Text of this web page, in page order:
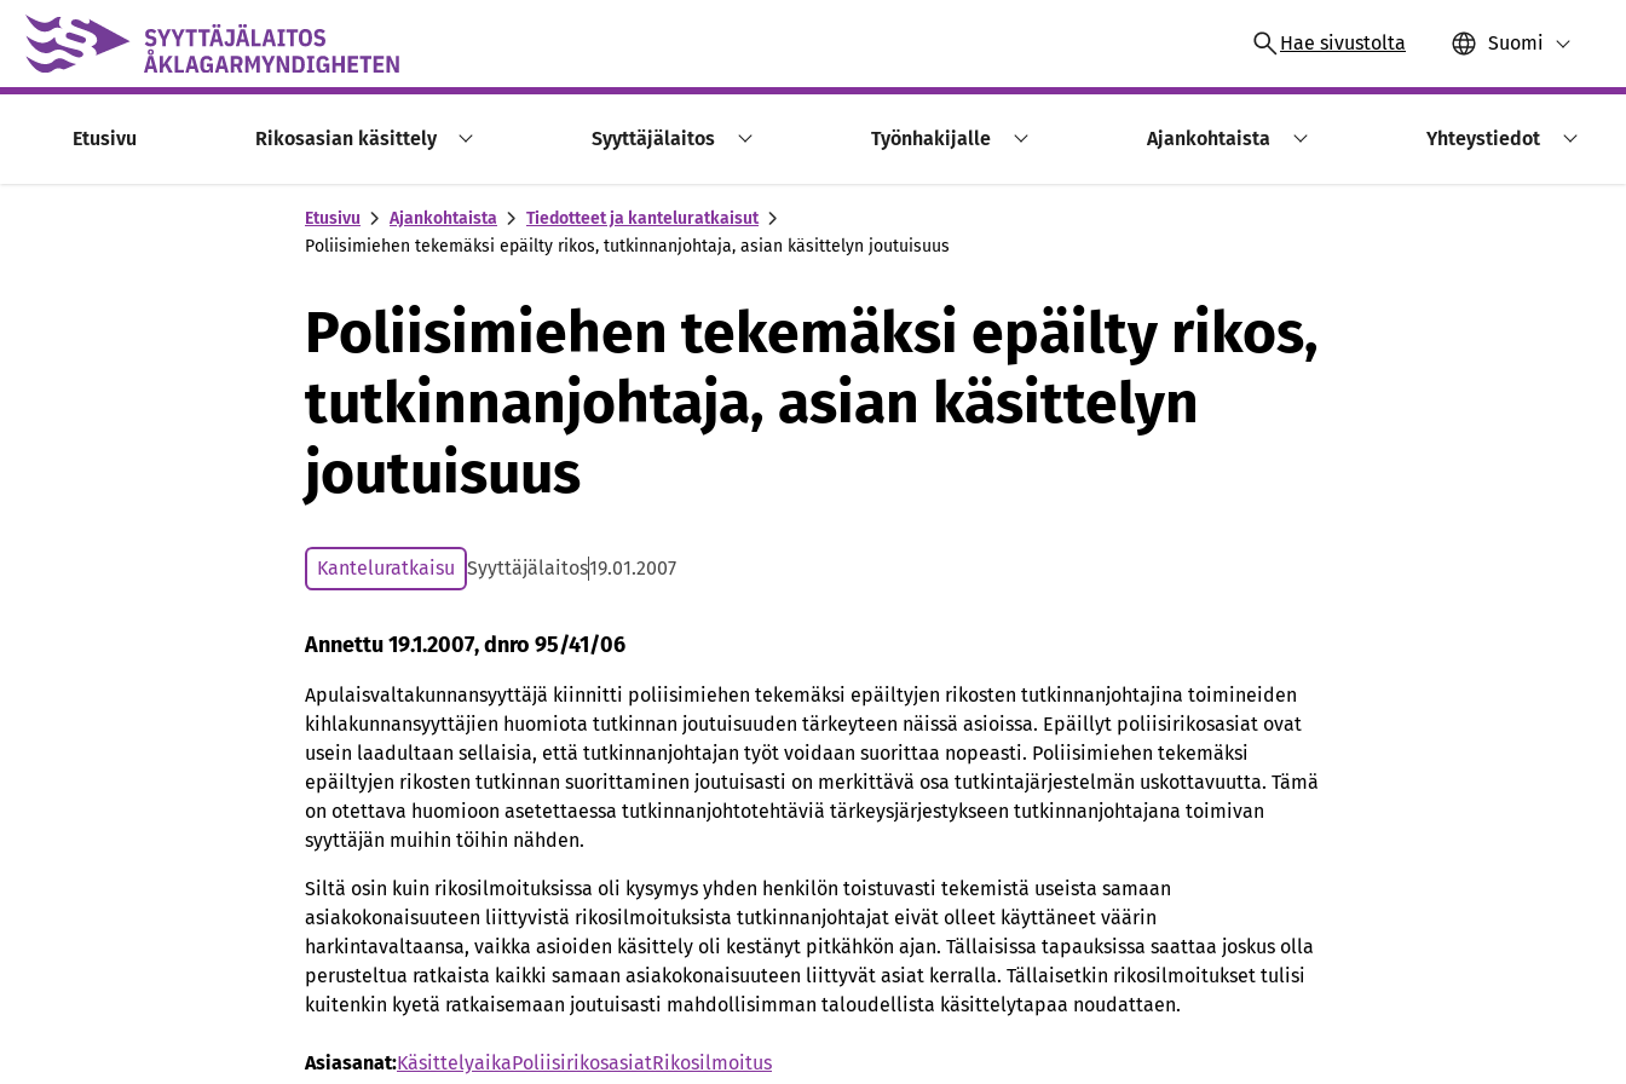
Skip to content -saavutettavuusohje
Hae sivustolta Suomi
Etusivu Rikosasian käsittely Syyttäjälaitos Työnhakijalle Ajankohtaista Yhteystiedot
Etusivu Ajankohtaista
Tiedotteet ja kanteluratkaisut
Poliisimiehen tekemäksi epäilty rikos, tutkinnanjohtaja, asian käsittelyn joutuisuus
Poliisimiehen tekemäksi epäilty rikos,
tutkinnanjohtaja, asian käsittelyn
joutuisuus
Kanteluratkaisu Syyttäjälaitos19.01.2007
Annettu 19.1.2007, dnro 95/41/06
Apulaisvaltakunnansyyttäjä kiinnitti poliisimiehen tekemäksi epäiltyjen rikosten tutkinnanjohtajina toimineiden
kihlakunnansyyttäjien huomiota tutkinnan joutuisuuden tärkeyteen näissä asioissa. Epäillyt poliisirikosasiat ovat
usein laadultaan sellaisia, että tutkinnanjohtajan työt voidaan suorittaa nopeasti. Poliisimiehen tekemäksi
epäiltyjen rikosten tutkinnan suorittaminen joutuisasti on merkittävä osa tutkintajärjestelmän uskottavuutta. Tämä
on otettava huomioon asetettaessa tutkinnanjohtotehtäviä tärkeysjärjestykseen tutkinnanjohtajana toimivan
syyttäjän muihin töihin nähden.
Siltä osin kuin rikosilmoituksissa oli kysymys yhden henkilön toistuvasti tekemistä useista samaan
asiakokonaisuuteen liittyvistä rikosilmoituksista tutkinnanjohtajat eivät olleet käyttäneet väärin
harkintavaltaansa, vaikka asioiden käsittely oli kestänyt pitkähkön ajan. Tällaisissa tapauksissa saattaa joskus olla
perusteltua ratkaista kaikki samaan asiakokonaisuuteen liittyvät asiat kerralla. Tällaisetkin rikosilmoitukset tulisi
kuitenkin kyetä ratkaisemaan joutuisasti mahdollisimman taloudellista käsittelytapaa noudattaen.
Asiasanat:KäsittelyaikaPoliisirikosasiatRikosilmoitus